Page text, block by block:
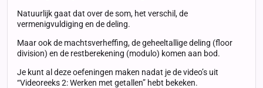
Natuurlijk gaat dat over de som, het verschil, de
vermenigvuldiging en de deling.
Maar ook de machtsverheffing, de geheeltallige deling (floor
division) en de restberekening (modulo) komen aan bod.
Je kunt al deze oefeningen maken nadat je de video’s uit
“Videoreeks 2: Werken met getallen” hebt bekeken.